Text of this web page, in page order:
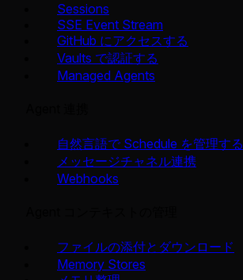
Sessions
SSE Event Stream
GitHub にアクセスする
Vaults で認証する
Managed Agents
自然言語で Schedule を管理する
メッセージチャネル連携
Webhooks
ファイルの添付とダウンロード
Memory Stores